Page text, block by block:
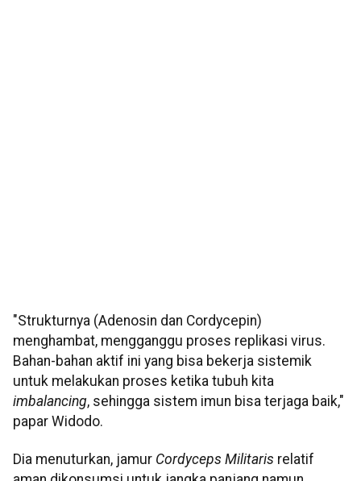
"Strukturnya (Adenosin dan Cordycepin)
menghambat, mengganggu proses replikasi virus.
Bahan-bahan aktif ini yang bisa bekerja sistemik
untuk melakukan proses ketika tubuh kita
imbalancing, sehingga sistem imun bisa terjaga baik,"
papar Widodo.
Dia menuturkan, jamur Cordyceps Militaris relatif